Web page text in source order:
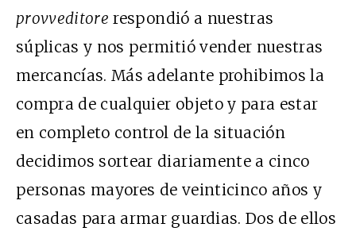
provveditore respondió a nuestras
súplicas y nos permitió vender nuestras
mercancías. Más adelante prohibimos la
compra de cualquier objeto y para estar
en completo control de la situación
decidimos sortear diariamente a cinco
personas mayores de veinticinco años y
casadas para armar guardias. Dos de ellos